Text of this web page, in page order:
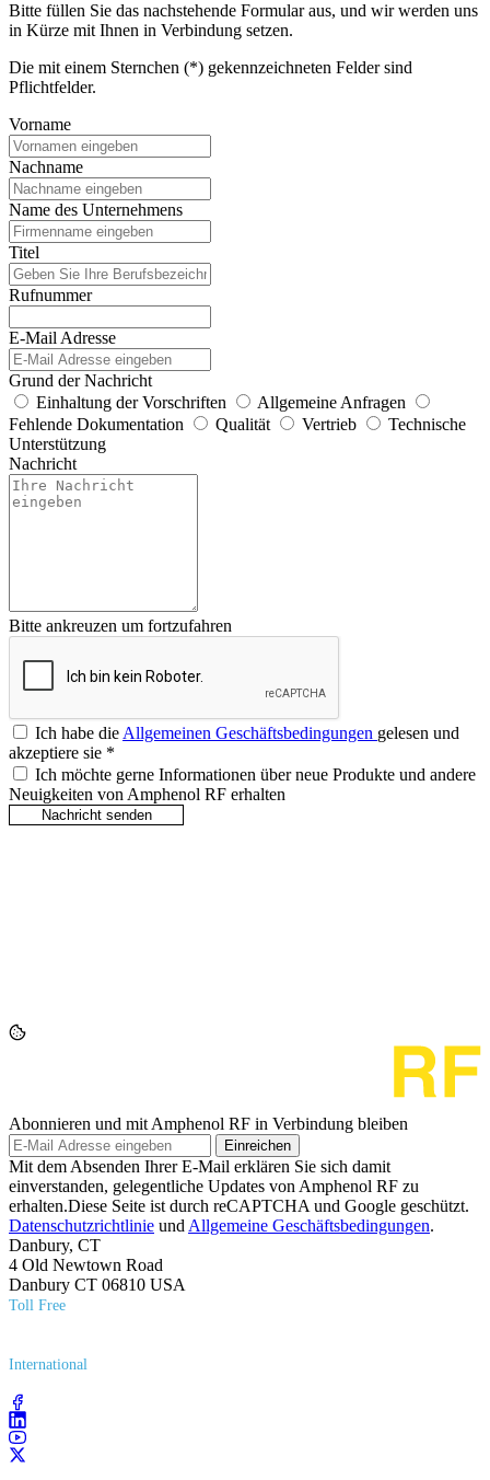
Bitte füllen Sie das nachstehende Formular aus, und wir werden uns
in Kürze mit Ihnen in Verbindung setzen.
Die mit einem Sternchen (*) gekennzeichneten Felder sind
Pflichtfelder.
Vorname
Nachname
Name des Unternehmens
Titel
Rufnummer
E-Mail Adresse
Grund der Nachricht
Einhaltung der Vorschriften
Allgemeine Anfragen
Fehlende Dokumentation
Qualität Vertrieb
Technische
Unterstützung
Nachricht
Bitte ankreuzen um fortzufahren
Ich habe dieAllgemeinen Geschäftsbedingungen gelesen und
akzeptiere sie *
Ich möchte gerne Informationen über neue Produkte und andere
Neuigkeiten von Amphenol RF erhalten
Abonnieren und mit Amphenol RF in Verbindung bleiben
Einreichen
Mit dem Absenden Ihrer E-Mail erklären Sie sich damit
einverstanden, gelegentliche Updates von Amphenol RF zu
erhalten.Diese Seite ist durch reCAPTCHA und Google geschützt.
Datenschutzrichtlinie und Allgemeine Geschäftsbedingungen.
Danbury, CT
4 Old Newtown Road
Danbury CT 06810 USA
Toll Free
International